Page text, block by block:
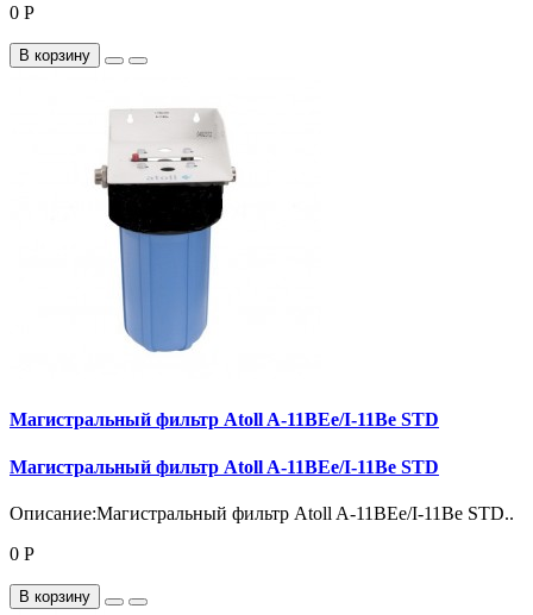
0 Р
В корзину
Магистральный фильтр Atoll A-11BEe/I-11Be STD
Магистральный фильтр Atoll A-11BEe/I-11Be STD
Описание:Магистральный фильтр Atoll A-11BEe/I-11Be STD..
0 Р
В корзину